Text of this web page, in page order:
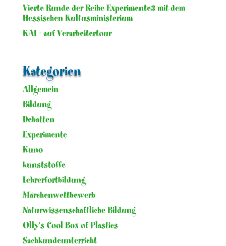
Vierte Runde der Reihe Experimente3 mit dem
Hessischen Kultusministerium
KAI – auf Verarbeitertour
Kategorien
Allgemein
Bildung
Debatten
Experimente
Kuno
kunststoffe
Lehrerfortbildung
Märchenwettbewerb
Naturwissenschaftliche Bildung
Olly's Cool Box of Plastics
Sachkundeunterricht